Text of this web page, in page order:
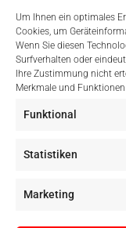
Um Ihnen ein optimales
Cookies, um
Wenn Sie diesen
Surfverhalten oder
Ihre Zustimmung nicht
Merkmale und
Funktional
Statistiken
Marketing
Einfach Online